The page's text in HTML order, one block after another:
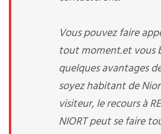
Vous pouvez faire
tout moment.et vous
quelques avantages
soyez habitant de
visiteur, le recours à
NIORT peut se faire